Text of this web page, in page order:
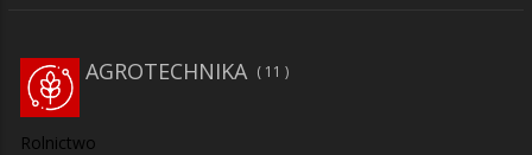
AGROTECHNIKA 11
Rolnictwo